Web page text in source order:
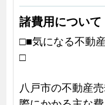
諸費用について
□■気になる不動
□
八戸市の不動産